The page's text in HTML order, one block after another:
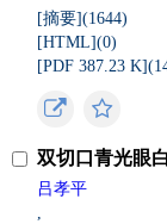
[摘要](1644)
[HTML](0)
[PDF 387.23 K](
双切口青光眼
吕孝平
,